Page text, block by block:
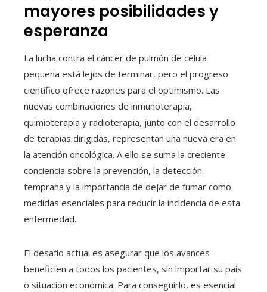
mayores posibilidades y
esperanza
La lucha contra el cáncer de pulmón de célula
pequeña está lejos de terminar, pero el progreso
científico ofrece razones para el optimismo. Las
nuevas combinaciones de inmunoterapia,
quimioterapia y radioterapia, junto con el desarrollo
de terapias dirigidas, representan una nueva era en
la atención oncológica. A ello se suma la creciente
conciencia sobre la prevención, la detección
temprana y la importancia de dejar de fumar como
medidas esenciales para reducir la incidencia de esta
enfermedad.
El desafío actual es asegurar que los avances
beneficien a todos los pacientes, sin importar su país
o situación económica. Para conseguirlo, es esencial